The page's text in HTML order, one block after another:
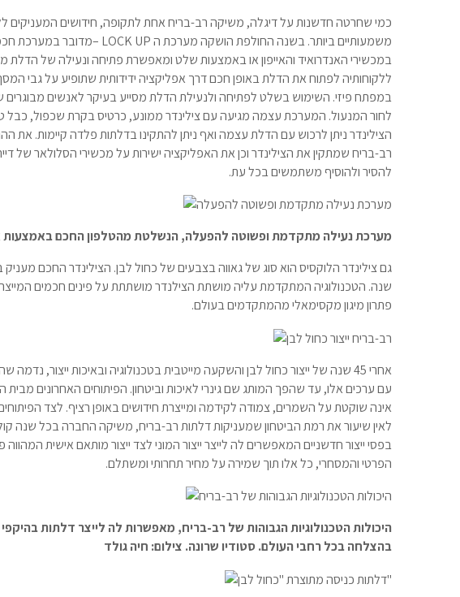
כמי שחרטה חדשנות על דיגלה, משיקה רב-בריח אחת לתקופה, חידושים המעניקים
משמעותיים ביותר. בשנה החולפת הושקה מערכת ה– LOCK UPמדובר במערכת
במכשירי האנדרואיד והאייפון או באמצעות שלט ומאפשרת פתיחה ונעילה של
ללקוחותיה לפתוח את הדלת באופן חכם דרך אפליקציה ידידותית שתופיע על גבי
במפתח פיזי. השימוש בשלט לפתיחה ולנעילת הדלת מסייע בעיקר לאנשים
לחור המנעול. המערכת עצמה מגיעה עם צילינדר ממונע, כרטיס בקרת שכפול, כבל
הצילינדר ניתן לרכוש עם הדלת עצמה ואף ניתן להתקינו בדלתות פלדה קיימות. את
רב-בריח שמתקין את הצילינדר וכן את האפליקציה ישירות על מכשירי הסלולאר של
להסיר ולהוסיף משתמשים בכל עת.
מערכת נעילה מתקדמת ופשוטה להפעלה, הנשלטת מהטלפון החכם
גם צילינדר הלוקסיס הוא סוג של גאווה בצבעים של כחול לבן. הצילינדר החכם
שנה. הטכנולוגיה המתקדמת עליה מושתת הצילנדר מושתתת על פינים חכמים
פתרון מיגון מקסימאלי מהמתקדמים בעולם.
אחרי 45 שנה של ייצור כחול לבן והשקעה מייטבית בטכנולוגיה ובאיכות ייצור,
עם ערכים אלו, עד שהפך המותג שם גינרי לאיכות וביטחון. הפיתוחים האחרונים
אינה שוקטת על השמרים, צמודה לקידמה ומייצרת חידושים באופן רציף. לצד הפיתוחים
לאין שיעור את רמת הביטחון שמעניקות דלתות רב-בריח, משיקה החברה בכל שנה
בפסי ייצור חדשניים המאפשרים לה לייצר ייצור המוני לצד ייצור מותאם אישית
הפרטי והמסחרי, כל אלו תוך שמירה על מחיר תחרותי ומשתלם.
היכולות הטכנולוגיות הגבוהות של רב-בריח, מאפשרות לה לייצר דלתות בהיקפי
בהצלחה בכל רחבי העולם. סטודיו שרונה. צילום: חיה גולד